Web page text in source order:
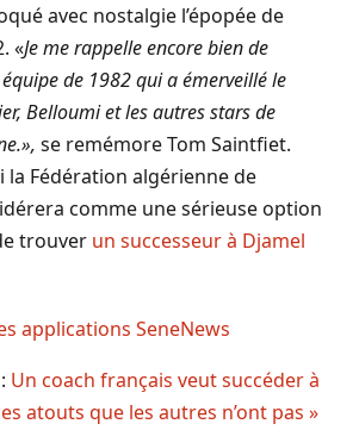
avec nostalgie l’épopée de
«Je me rappelle encore bien de
équipe de 1982 qui a émerveillé le
Belloumi et les autres stars de
se remémore Tom Saintfiet.
la Fédération algérienne de
comme une sérieuse option
trouver un successeur à Djamel
Un coach français veut succéder à
atouts que les autres n’ont pas »